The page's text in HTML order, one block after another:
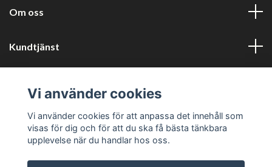
Om oss
Kundtjänst
Sociala medier
Vi använder cookies
Vi använder cookies för att anpassa det innehåll som
visas för dig och för att du ska få bästa tänkbara
upplevelse när du handlar hos oss.